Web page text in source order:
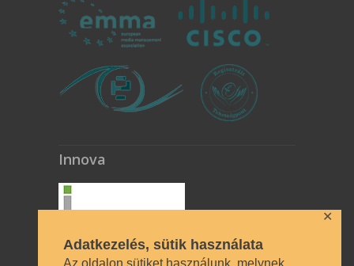
Adatkezelés, sütik használata
✕
Innova